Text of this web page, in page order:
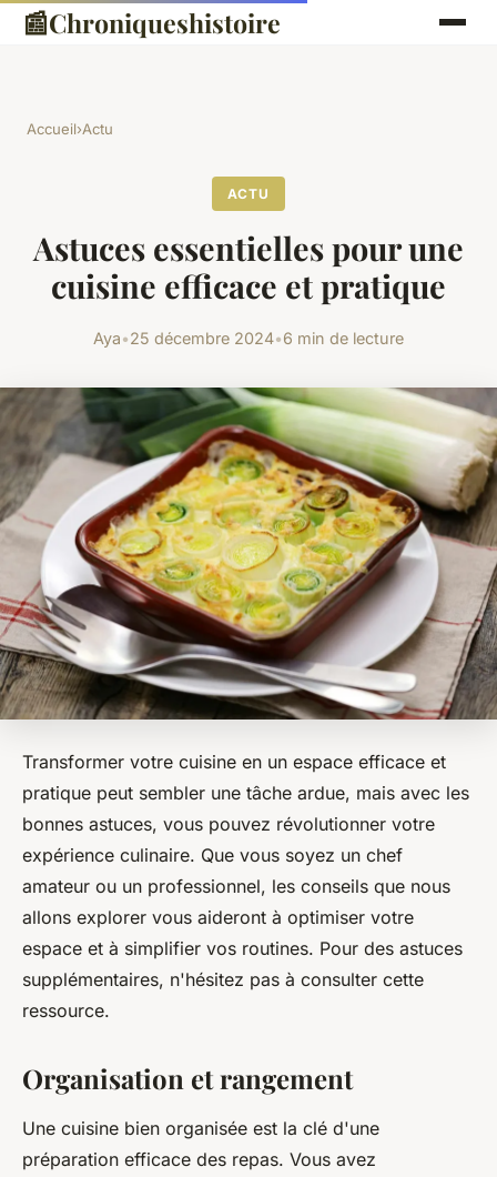
📰Chroniqueshistoire
Accueil›Actu
ACTU
Astuces essentielles pour une
cuisine efficace et pratique
Aya•25 décembre 2024•6 min de lecture
Transformer votre cuisine en un espace efficace et
pratique peut sembler une tâche ardue, mais avec les
bonnes astuces, vous pouvez révolutionner votre
expérience culinaire. Que vous soyez un chef
amateur ou un professionnel, les conseils que nous
allons explorer vous aideront à optimiser votre
espace et à simplifier vos routines. Pour des astuces
supplémentaires, n'hésitez pas à consulter cette
ressource.
Organisation et rangement
Une cuisine bien organisée est la clé d'une
préparation efficace des repas. Vous avez